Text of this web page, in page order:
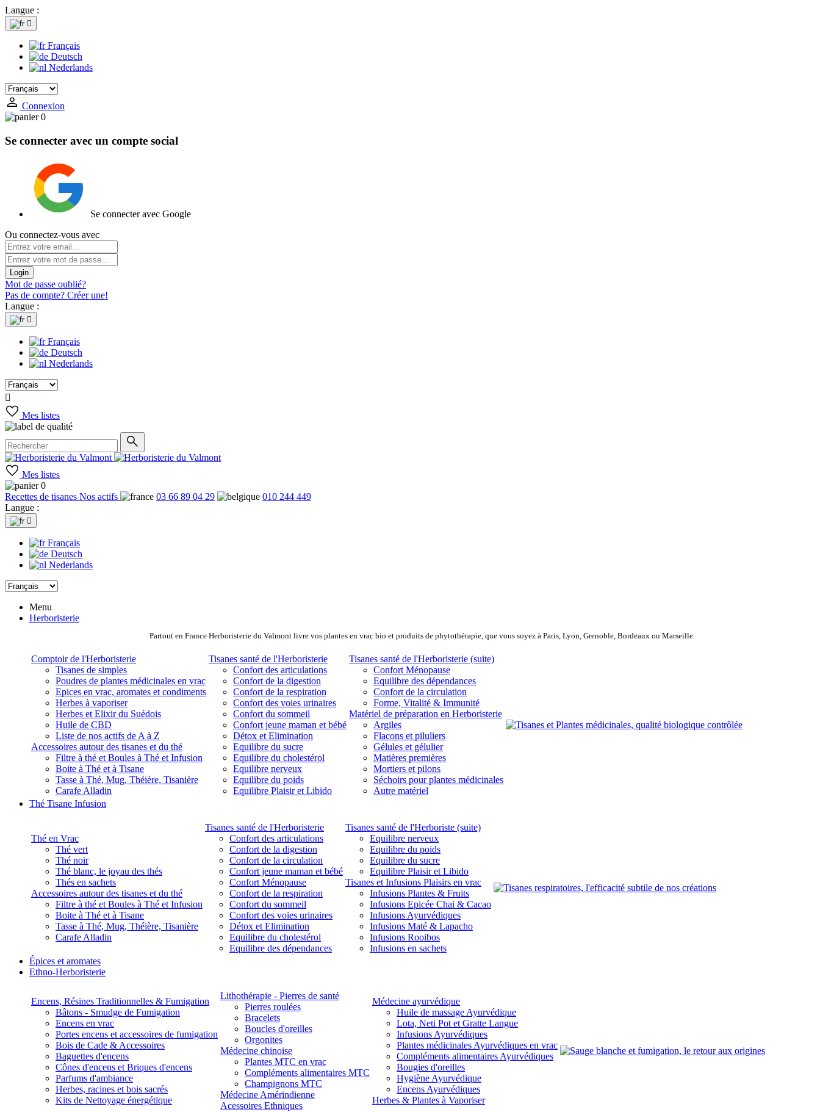
Langue :

Français
Deutsch
Nederlands
Connexion
0
Se connecter avec un compte social
Se connecter avec Google
Ou connectez-vous avec
Login
Mot de passe oublié?
Pas de compte? Créer une!
Langue :

Français
Deutsch
Nederlands

Mes listes
Mes listes
0
Recettes de tisanes Nos actifs 03 66 89 04 29
010 244 449
Langue :

Français
Deutsch
Nederlands
Menu
Herboristerie
Partout en France Herboristerie du Valmont livre vos plantes en vrac bio et produits de phytothérapie, que vous soyez à Paris, Lyon, Grenoble, Bordeaux ou Marseille.
Comptoir de l'Herboristerie
Tisanes de simples
Poudres de plantes médicinales en vrac
Epices en vrac, aromates et condiments
Herbes à vaporiser
Herbes et Elixir du Suédois
Huile de CBD
Liste de nos actifs de A à Z
Accessoires autour des tisanes et du thé
Filtre à thé et Boules à Thé et Infusion
Boite à Thé et à Tisane
Tasse à Thé, Mug, Théière, Tisanière
Carafe Alladin
Tisanes santé de l'Herboristerie
Confort des articulations
Confort de la digestion
Confort de la respiration
Confort des voies urinaires
Confort du sommeil
Confort jeune maman et bébé
Détox et Elimination
Equilibre du sucre
Equilibre du cholestérol
Equilibre nerveux
Equilibre du poids
Equilibre Plaisir et Libido
Tisanes santé de l'Herboristerie (suite)
Confort Ménopause
Equilibre des dépendances
Confort de la circulation
Forme, Vitalité & Immunité
Matériel de préparation en Herboristerie
Argiles
Flacons et piluliers
Gélules et gélulier
Matières premières
Mortiers et pilons
Séchoirs pour plantes médicinales
Autre matériel
Thé Tisane Infusion
Thé en Vrac
Thé vert
Thé noir
Thé blanc, le joyau des thés
Thés en sachets
Accessoires autour des tisanes et du thé
Filtre à thé et Boules à Thé et Infusion
Boite à Thé et à Tisane
Tasse à Thé, Mug, Théière, Tisanière
Carafe Alladin
Tisanes santé de l'Herboristerie
Confort des articulations
Confort de la digestion
Confort de la circulation
Confort jeune maman et bébé
Confort Ménopause
Confort de la respiration
Confort du sommeil
Confort des voies urinaires
Détox et Elimination
Equilibre du cholestérol
Equilibre des dépendances
Tisanes santé de l'Herboriste (suite)
Equilibre nerveux
Equilibre du poids
Equilibre du sucre
Equilibre Plaisir et Libido
Tisanes et Infusions Plaisirs en vrac
Infusions Plantes & Fruits
Infusions Epicée Chai & Cacao
Infusions Ayurvédiques
Infusions Maté & Lapacho
Infusions Rooibos
Infusions en sachets
Épices et aromates
Ethno-Herboristerie
Encens, Résines Traditionnelles & Fumigation
Bâtons - Smudge de Fumigation
Encens en vrac
Portes encens et accessoires de fumigation
Bois de Cade & Accessoires
Baguettes d'encens
Cônes d'encens et Briques d'encens
Parfums d'ambiance
Herbes, racines et bois sacrés
Kits de Nettoyage énergétique
Lithothérapie - Pierres de santé
Pierres roulées
Bracelets
Boucles d'oreilles
Orgonites
Médecine chinoise
Plantes MTC en vrac
Compléments alimentaires MTC
Champignons MTC
Médecine Amérindienne
Acessoires Ethniques
Médecine ayurvédique
Huile de massage Ayurvédique
Lota, Neti Pot et Gratte Langue
Infusions Ayurvédiques
Plantes médicinales Ayurvédiques en vrac
Compléments alimentaires Ayurvédiques
Bougies d'oreilles
Hygiène Ayurvédique
Encens Ayurvédiques
Herbes & Plantes à Vaporiser